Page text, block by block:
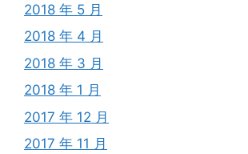
2018 年 5 月
2018 年 4 月
2018 年 3 月
2018 年 1 月
2017 年 12 月
2017 年 11 月